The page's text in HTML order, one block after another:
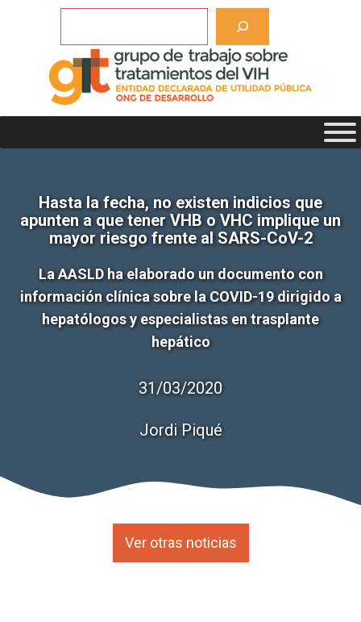
Hasta la fecha, no existen indicios que
apunten a que tener VHB o VHC implique un
mayor riesgo frente al SARS-CoV-2
La AASLD ha elaborado un documento con
información clínica sobre la COVID-19 dirigido a
hepatólogos y especialistas en trasplante
hepático
31/03/2020
Jordi Piqué
Ver otras noticias